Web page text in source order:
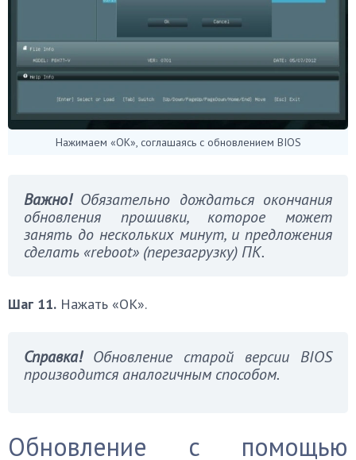
Нажимаем «OK», соглашаясь с обновлением BIOS
Важно! Обязательно дождаться окончания
обновления прошивки, которое может
занять до нескольких минут, и предложения
сделать «reboot» (перезагрузку) ПК.
Шаг 11. Нажать «OK».
Справка! Обновление старой версии BIOS
производится аналогичным способом.
Обновление с помощью